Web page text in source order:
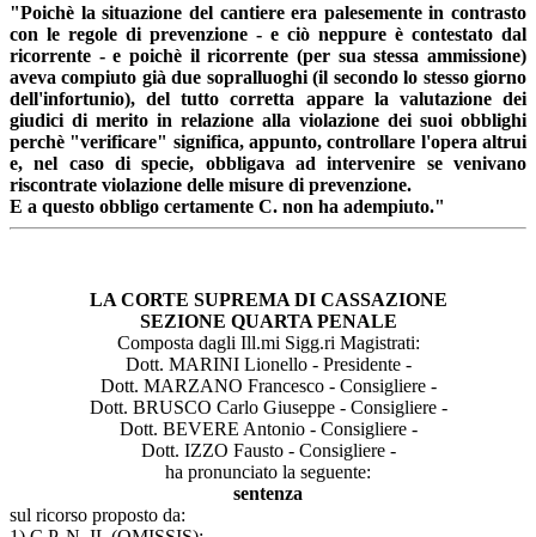
"Poichè la situazione del cantiere era palesemente in contrasto
con le regole di prevenzione - e ciò neppure è contestato dal
ricorrente - e poichè il ricorrente (per sua stessa ammissione)
aveva compiuto già due sopralluoghi (il secondo lo stesso giorno
dell'infortunio), del tutto corretta appare la valutazione dei
giudici di merito in relazione alla violazione dei suoi obblighi
perchè "verificare" significa, appunto, controllare l'opera altrui
e, nel caso di specie, obbligava ad intervenire se venivano
riscontrate violazione delle misure di prevenzione.
E a questo obbligo certamente C. non ha adempiuto."
LA CORTE SUPREMA DI CASSAZIONE
SEZIONE QUARTA PENALE
Composta dagli Ill.mi Sigg.ri Magistrati:
Dott. MARINI Lionello - Presidente -
Dott. MARZANO Francesco - Consigliere -
Dott. BRUSCO Carlo Giuseppe - Consigliere -
Dott. BEVERE Antonio - Consigliere -
Dott. IZZO Fausto - Consigliere -
ha pronunciato la seguente:
sentenza
sul ricorso proposto da: